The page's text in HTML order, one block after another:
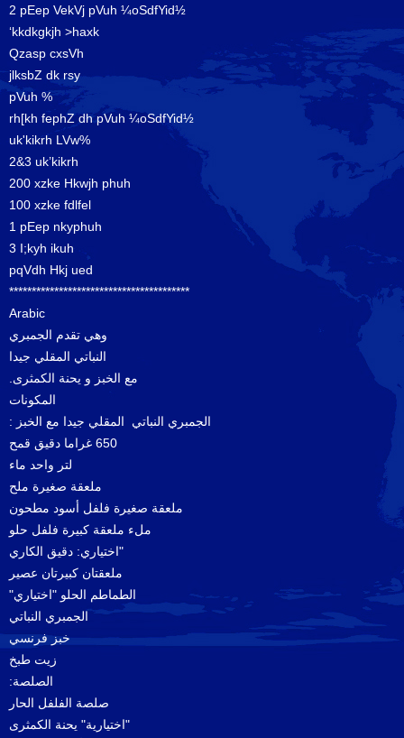
2 pEep VekVj pVuh ¼oSdfYid½
‘kkdkgkjh >haxk
Qzasp cxsVh
jlksbZ dk rsy
pVuh %
rh[kh fephZ dh pVuh ¼oSdfYid½
uk'kikrh LVw%
2&3 uk’kikrh
200 xzke Hkwjh phuh
100 xzke fdlfel
1 pEep nkyphuh
3 I;kyh ikuh
pqVdh Hkj ued
****************************************
Arabic
وهي تقدم الجمبري
النباتي المقلي جيدا
مع الخبز و يحنة الكمثرى.
المكونات
الجمبري النباتي المقلي جيدا مع الخبز :
650 غراما دقيق قمح
لتر واحد ماء
ملعقة صغيرة ملح
ملعقة صغيرة فلفل أسود مطحون
ملء ملعقة كبيرة فلفل حلو
"اختياري: دقيق الكاري
ملعقتان كبيرتان عصير
الطماطم الحلو "اختياري"
الجمبري النباتي
خبز فرنسي
زيت طبخ
الصلصة:
صلصة الفلفل الحار
"اختيارية" يحنة الكمثرى